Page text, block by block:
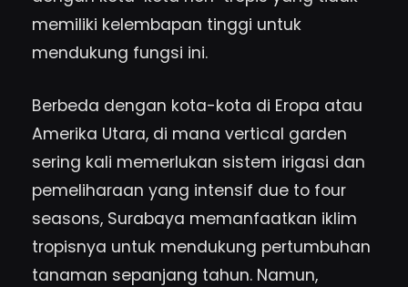
memiliki kelembapan tinggi untuk
mendukung fungsi ini.
Berbeda dengan kota-kota di Eropa atau
Amerika Utara, di mana vertical garden
sering kali memerlukan sistem irigasi dan
pemeliharaan yang intensif due to four
seasons, Surabaya memanfaatkan iklim
tropisnya untuk mendukung pertumbuhan
tanaman sepanjang tahun. Namun,